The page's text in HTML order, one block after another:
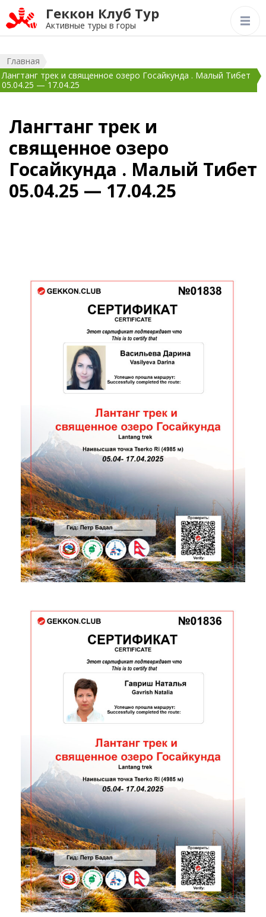
Геккон Клуб Тур
Активные туры в горы
Главная
Лангтанг трек и священное озеро Госайкунда . Малый Тибет
05.04.25 — 17.04.25
Лангтанг трек и
священное озеро
Госайкунда . Малый Тибет
05.04.25 — 17.04.25